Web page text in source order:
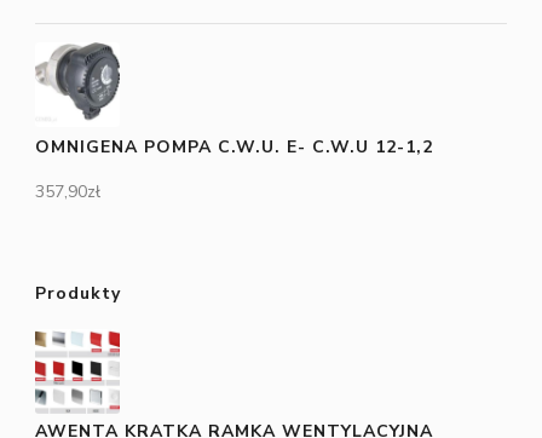
OMNIGENA POMPA C.W.U. E- C.W.U 12-1,2
357,90zł
Produkty
AWENTA KRATKA RAMKA WENTYLACYJNA